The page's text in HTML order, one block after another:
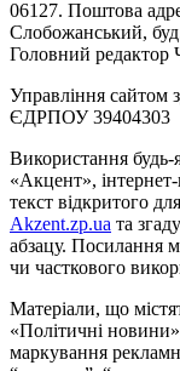
06127. Поштова
Слобожанський,
Головний редактор
Управління
ЄДРПОУ 39404303
Використання будь-
«Акцент»,
текст відкритого
Akzent.zp.ua та
абзацу. Посилання
чи часткового
Матеріали, що
«Політичні
маркування